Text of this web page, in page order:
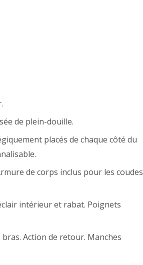
de plein-douille.
placés de chaque côté du
de corps inclus pour les coudes
intérieur et rabat. Poignets
Action de retour. Manches